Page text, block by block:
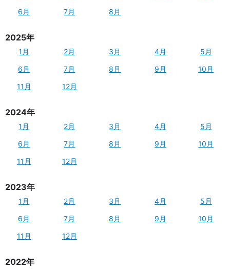
6月
7月 8月
2025年
1月 2月 3月 4月
5月
6月
7月 8月 9月
10月
11月
12月
2024年
1月 2月 3月 4月
5月
6月
7月 8月 9月
10月
11月
12月
2023年
1月 2月 3月 4月
5月
6月
7月 8月 9月
10月
11月
12月
2022年